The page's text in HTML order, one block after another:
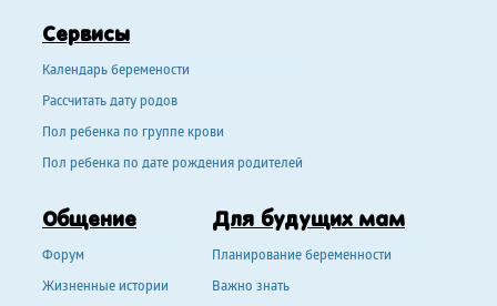
Сервисы
Календарь беремености
Рассчитать дату родов
Пол ребенка по группе крови
Пол ребенка по дате рождения родителей
Общение
Форум
Жизненные истории
Для будущих мам
Планирование беременности
Важно знать